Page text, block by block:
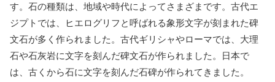
す。石の種類は、地域や時代によってさまざまです。古代エ
ジプトでは、ヒエログリフと呼ばれる象形文字が刻まれた碑
文石が多く作られました。古代ギリシャやローマでは、大理
石や石灰岩に文字を刻んだ碑文石が作られました。日本で
は、古くから石に文字を刻んだ石碑が作られてきました。